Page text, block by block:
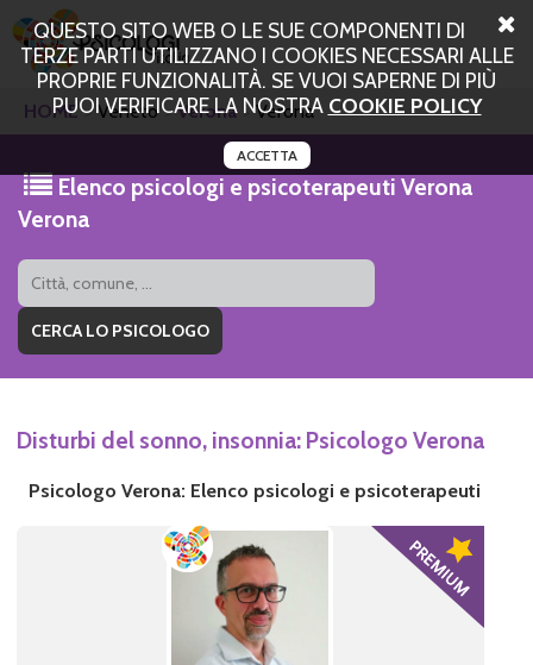
QUESTO SITO WEB O LE SUE COMPONENTI DI
TERZE PARTI UTILIZZANO I COOKIES NECESSARI ALLE
PROPRIE FUNZIONALITÀ. SE VUOI SAPERNE DI PIÙ
PUOI VERIFICARE LA NOSTRA COOKIE POLICY
ACCETTA
HOME Veneto Verona Verona
Elenco psicologi e psicoterapeuti Verona
Verona
Disturbi del sonno, insonnia: Psicologo Verona
Psicologo Verona: Elenco psicologi e psicoterapeuti